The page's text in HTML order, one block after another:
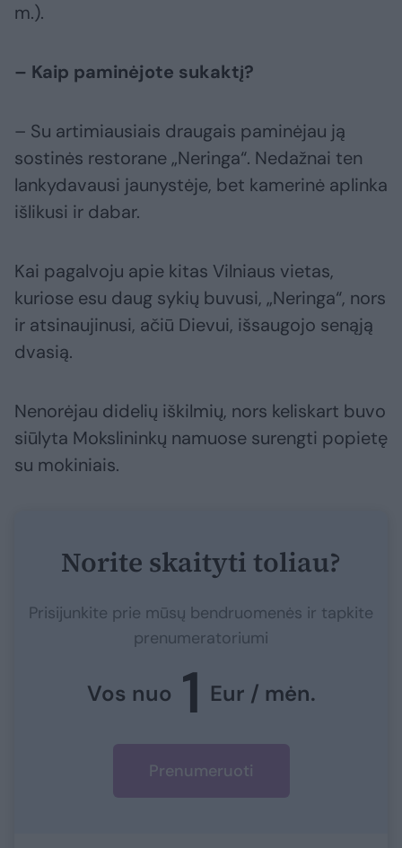
m.).
– Kaip paminėjote sukaktį?
– Su artimiausiais draugais paminėjau ją
sostinės restorane „Neringa“. Nedažnai ten
lankydavausi jaunystėje, bet kamerinė aplinka
išlikusi ir dabar.
Kai pagalvoju apie kitas Vilniaus vietas,
kuriose esu daug sykių buvusi, „Neringa“, nors
ir atsinaujinusi, ačiū Dievui, išsaugojo senąją
dvasią.
Nenorėjau didelių iškilmių, nors keliskart buvo
siūlyta Mokslininkų namuose surengti popietę
su mokiniais.
Norite skaityti toliau?
Prisijunkite prie mūsų bendruomenės ir tapkite
prenumeratoriumi
Vos nuo 1 Eur / mėn.
Prenumeruoti